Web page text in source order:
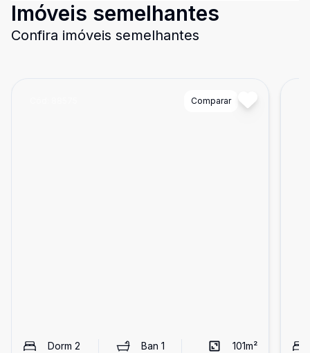
Imóveis semelhantes
Confira imóveis semelhantes
Comparar
Dorm 2 Ban 1 101m²